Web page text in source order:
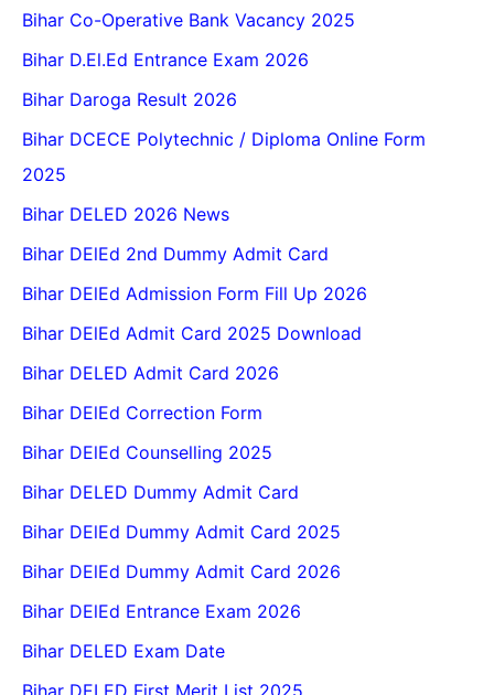
Bihar Co-Operative Bank Vacancy 2025
Bihar D.El.Ed Entrance Exam 2026
Bihar Daroga Result 2026
Bihar DCECE Polytechnic / Diploma Online Form
2025
Bihar DELED 2026 News
Bihar DElEd 2nd Dummy Admit Card
Bihar DElEd Admission Form Fill Up 2026
Bihar DElEd Admit Card 2025 Download
Bihar DELED Admit Card 2026
Bihar DElEd Correction Form
Bihar DElEd Counselling 2025
Bihar DELED Dummy Admit Card
Bihar DElEd Dummy Admit Card 2025
Bihar DElEd Dummy Admit Card 2026
Bihar DElEd Entrance Exam 2026
Bihar DELED Exam Date
Bihar DELED First Merit List 2025